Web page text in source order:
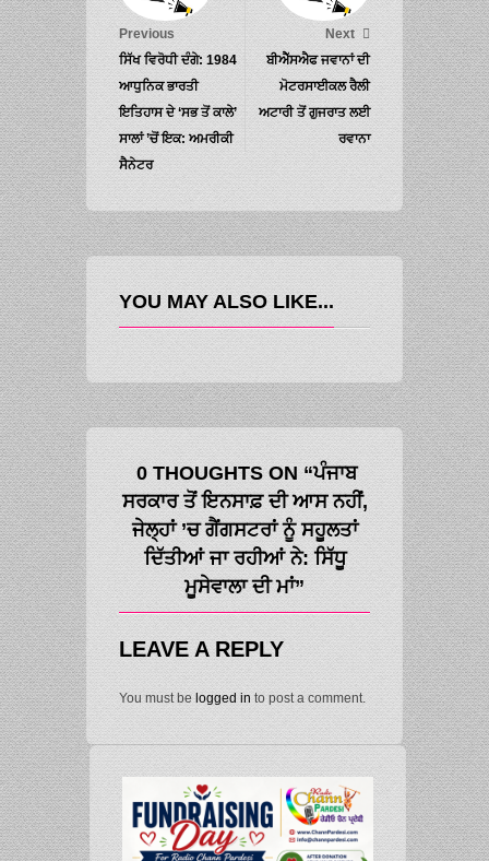
Previous
ਸਿੱਖ ਵਿਰੋਧੀ ਦੰਗੇ: 1984
ਆਧੁਨਿਕ ਭਾਰਤੀ
ਇਤਿਹਾਸ ਦੇ ‘ਸਭ ਤੋਂ ਕਾਲੇ’
ਸਾਲਾਂ ’ਚੋਂ ਇਕ: ਅਮਰੀਕੀ
ਸੈਨੇਟਰ
Next
ਬੀਐੱਸਐਫ ਜਵਾਨਾਂ ਦੀ
ਮੋਟਰਸਾਈਕਲ ਰੈਲੀ
ਅਟਾਰੀ ਤੋਂ ਗੁਜਰਾਤ ਲਈ
ਰਵਾਨਾ
YOU MAY ALSO LIKE...
0 THOUGHTS ON “ਪੰਜਾਬ
ਸਰਕਾਰ ਤੋਂ ਇਨਸਾਫ਼ ਦੀ ਆਸ ਨਹੀਂ,
ਜੇਲ੍ਹਾਂ ’ਚ ਗੈਂਗਸਟਰਾਂ ਨੂੰ ਸਹੂਲਤਾਂ
ਦਿੱਤੀਆਂ ਜਾ ਰਹੀਆਂ ਨੇ: ਸਿੱਧੂ
ਮੂਸੇਵਾਲਾ ਦੀ ਮਾਂ”
LEAVE A REPLY
You must be logged in to post a comment.